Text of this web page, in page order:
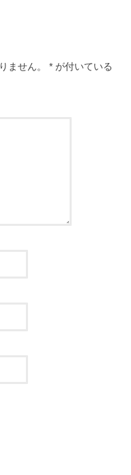
ません。 * が付いている